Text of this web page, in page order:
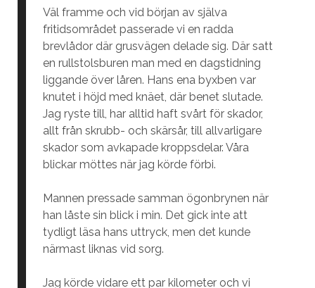
Väl framme och vid början av själva
fritidsområdet passerade vi en radda
brevlådor där grusvägen delade sig. Där satt
en rullstolsburen man med en dagstidning
liggande över låren. Hans ena byxben var
knutet i höjd med knäet, där benet slutade.
Jag ryste till, har alltid haft svårt för skador,
allt från skrubb- och skärsår, till allvarligare
skador som avkapade kroppsdelar. Våra
blickar möttes när jag körde förbi.
Mannen pressade samman ögonbrynen när
han låste sin blick i min. Det gick inte att
tydligt läsa hans uttryck, men det kunde
närmast liknas vid sorg.
Jag körde vidare ett par kilometer och vi